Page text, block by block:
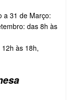
a 31 de Março:
das 8h às
às 18h,